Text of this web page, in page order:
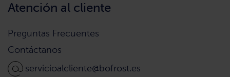
Atención al cliente
Preguntas Frecuentes
Contáctanos
servicioalcliente@bofrost.es